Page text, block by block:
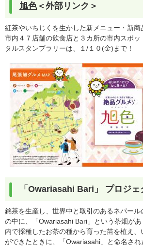
旭色＜外部リンク＞
紅茶やいちじくを生かした新メニュー・新商
市内４７店舗の飲食店と３カ所の市内スポ
タルスタンプラリーは、１/１０(金)まで！
「Owariasahi Bari」 プロジェ
銘茶を生産し、世界中と取引のあるネパー
の中に、「Owariasahi Bari」という茶畑が
内で採種したお茶の種から育った苗を植え
ができたときに、「Owariasahi」と命名さ